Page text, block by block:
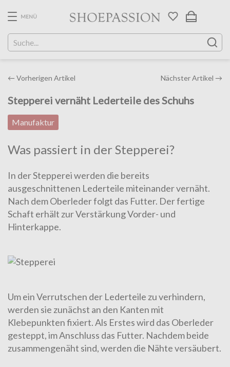
content
MENÜ
Post
← Vorherigen Artikel Nächster Artikel →
Stepperei vernäht Lederteile des Schuhs
Manufaktur
Was passiert in der Stepperei?
In der Stepperei werden die bereits
ausgeschnittenen Lederteile mit­einander vernäht.
Nach dem Oberleder folgt das Futter. Der fertige
Schaft erhält zur Verstärkung Vorder- und
Hinterkappe.
Um ein Verrutschen der Lederteile zu verhindern,
werden sie zunächst an den Kanten mit
Klebepunkten fixiert. Als Erstes wird das Oberleder
ge­steppt, im Anschluss das Futter. Nachdem beide
zusammengenäht sind, werden die Nähte versäubert.